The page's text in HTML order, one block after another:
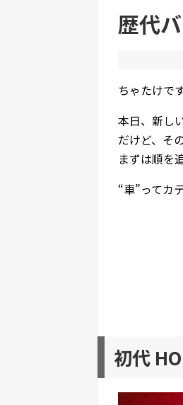
歴代
ちゃたけです
本日、新し
だけど、そ
まずは順を
“車”ってカ
初代